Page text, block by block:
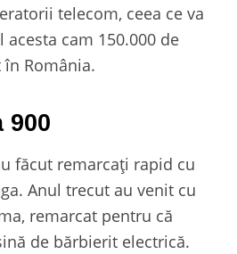
telecom, ceea ce va
acesta cam 150.000 de
România.
900
făcut remarcați rapid cu
Anul trecut au venit cu
remarcat pentru că
de bărbierit electrică.